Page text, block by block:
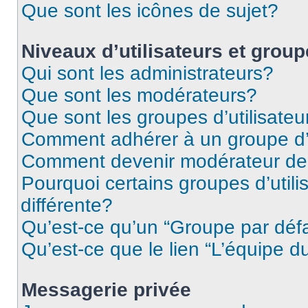
Que sont les icônes de sujet?
Niveaux d’utilisateurs et
Qui sont les administrateurs?
Que sont les modérateurs?
Que sont les groupes
Comment adhérer à un groupe
Comment devenir modérateur
Pourquoi certains groupes
différente?
Qu’est-ce qu’un “Groupe par
Qu’est-ce que le lien “L’équipe
Messagerie privée